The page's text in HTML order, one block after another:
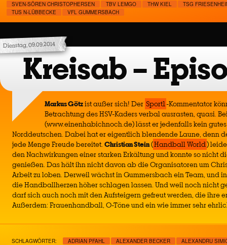
SVEN-SÖREN CHRISTOPHERSEN
TBV LEMGO THW KIEL
TSG
TUS N-LÜBBECKE
VFL GUMMERSBACH
Dienstag, 09.09.2014
Kreisab –
Markus Götzist außer sich! Der Sport1-Kommentator
Betrachtung des HSV-Kaders verbal ausrasten, quasi.
(www.einenhabichnoch.de) lässt er jedenfalls kein
Norddeutschen. Dabei hat er eigentlich blendende Laune, denn
jede Menge Freude bereitet.Christian Stein(Handball World)
den Nachwirkungen einer starken Erkältung und konnte so nicht
genießen. Das hält ihn nicht davon ab die Organisatoren um
Arbeit zu loben. Derweil wächst in Gummersbach ein Team, und
die Handballherzen höher schlagen lassen. Und weil noch nicht
darf sich auch noch mit den Aufsteigern gefreut werden, die ihre
Außerdem: Frauenhandball, O-Töne und ein wie immer sehr
SCHLAGWÖRTER: ADRIAN PFAHL ALEXANDER BECKER
ALEXANDRU